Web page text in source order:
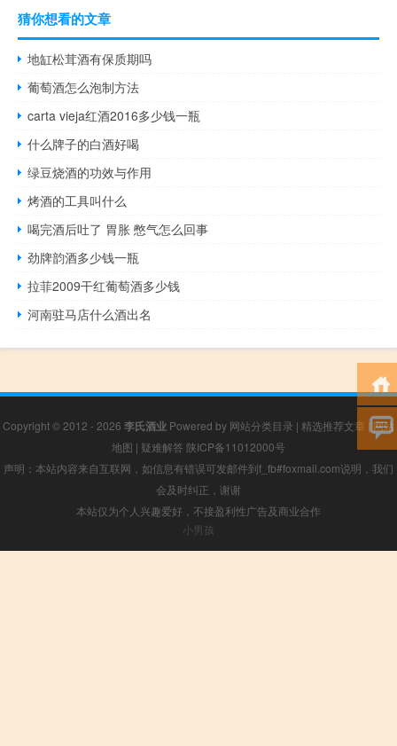
猜你想看的文章
地缸松茸酒有保质期吗
葡萄酒怎么泡制方法
carta vieja红酒2016多少钱一瓶
什么牌子的白酒好喝
绿豆烧酒的功效与作用
烤酒的工具叫什么
喝完酒后吐了 胃胀 憋气怎么回事
劲牌韵酒多少钱一瓶
拉菲2009干红葡萄酒多少钱
河南驻马店什么酒出名
Copyright © 2012 - 2026 李氏酒业 Powered by 网站分类目录 | 精选推荐文章 | 网站
地图 | 疑难解答 陕ICP备11012000号
声明：本站内容来自互联网，如信息有错误可发邮件到f_fb#foxmail.com说明，我们
会及时纠正，谢谢
本站仅为个人兴趣爱好，不接盈利性广告及商业合作
小男孩